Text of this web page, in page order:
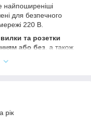
для безпечного
220 В.
вилки та розетки
або без , а також
пластику або
рік